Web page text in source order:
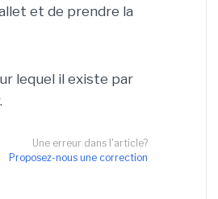
et de prendre la
lequel il existe par
Une erreur dans l'article?
Proposez-nous une correction